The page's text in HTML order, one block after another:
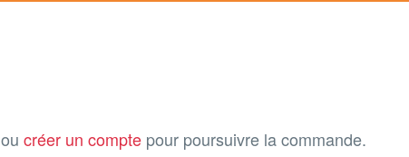
ou créer un compte pour poursuivre la commande.